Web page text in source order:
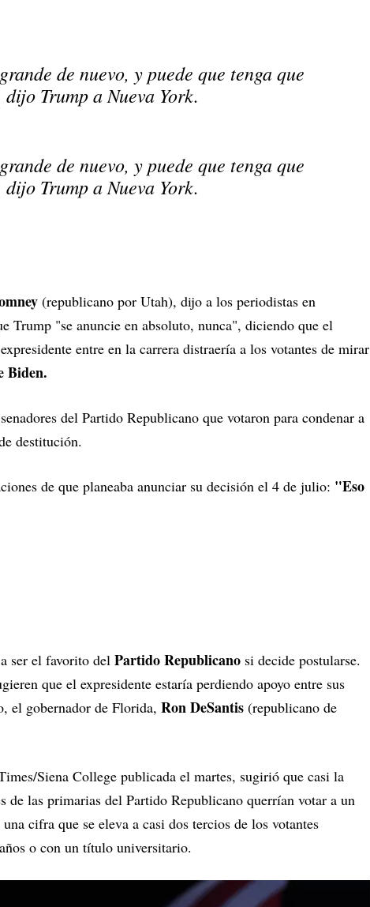
de nuevo, y puede que tenga que
Trump a Nueva York.
de nuevo, y puede que tenga que
Trump a Nueva York.
(republicano por Utah), dijo a los periodistas en
Trump "se anuncie en absoluto, nunca", diciendo que el
entre en la carrera distraería a los votantes de mirar
Biden.
del Partido Republicano que votaron para condenar a
destitución.
de que planeaba anunciar su decisión el 4 de julio: "Eso
ser el favorito del Partido Republicano si decide postularse.
que el expresidente estaría perdiendo apoyo entre sus
el gobernador de Florida, Ron DeSantis (republicano de
Siena College publicada el martes, sugirió que casi la
de las primarias del Partido Republicano querrían votar a un
cifra que se eleva a casi dos tercios de los votantes
o con un título universitario.